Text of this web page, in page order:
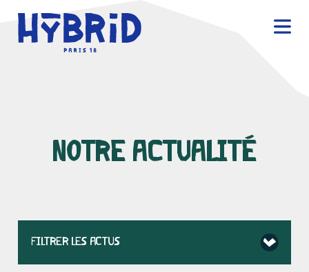
NOTRE ACTUALITÉ
FILTRER LES ACTUS Afficher/